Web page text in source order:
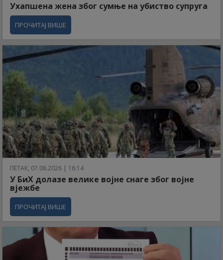
Ухапшена жена због сумње на убиство супруга
ПРОЧИТАЈ ВИШЕ
ПЕТАК, 07.08.2026 | 16:14
У БиХ долазе велике војне снаге због војне
вјежбе
ПРОЧИТАЈ ВИШЕ